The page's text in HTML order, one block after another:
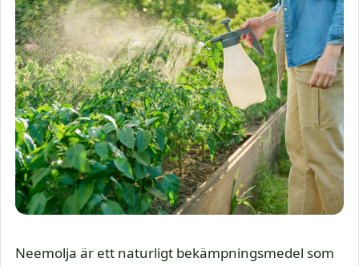
Neemolja är ett naturligt bekämpningsmedel som